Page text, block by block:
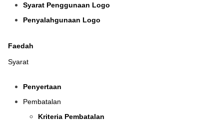
Syarat Penggunaan Logo
Penyalahgunaan Logo
Faedah
Syarat
Penyertaan
Pembatalan
Kriteria Pembatalan